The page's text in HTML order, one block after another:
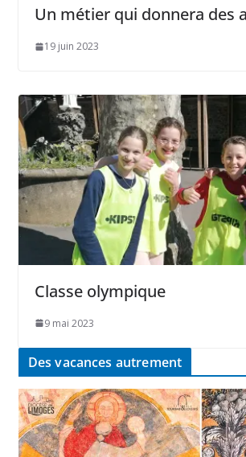
Un métier qui donnera des
19 juin 2023
Classe olympique
9 mai 2023
Des vacances autrement